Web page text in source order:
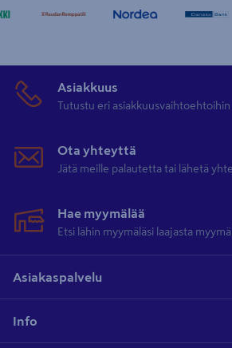
Asiakkuus
Tutustu eri asiakkuusvaihtoehtoihin
Ota yhteyttä
Jätä meille palautetta tai lähetä
Hae myymälää
Etsi lähin myymäläsi laajasta
Asiakaspalvelu
Info